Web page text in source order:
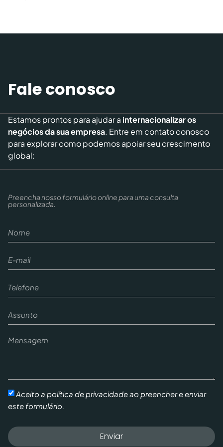
Fale conosco
Estamos prontos para ajudar a internacionalizar os
negócios da sua empresa. Entre em contato conosco
para explorar como podemos apoiar seu crescimento
global:
Preencha nosso formulário online para uma consulta
personalizada.
Aceito a política de privacidade ao preencher e enviar
este formulário.
Enviar